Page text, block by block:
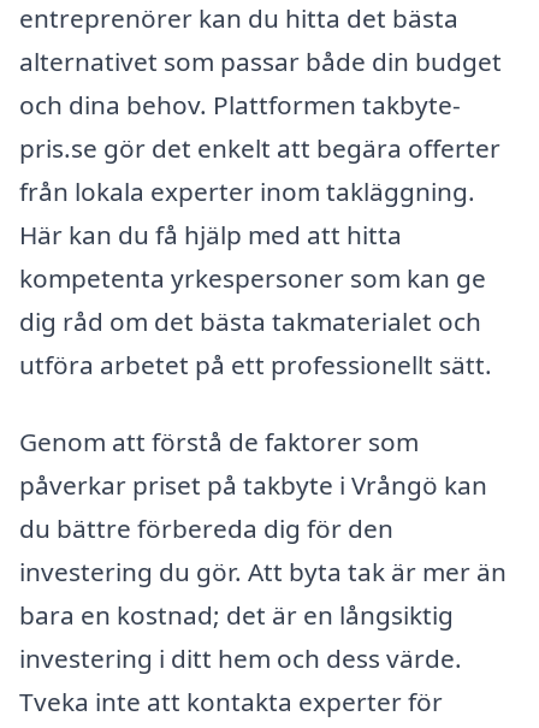
entreprenörer kan du hitta det bästa
alternativet som passar både din budget
och dina behov. Plattformen takbyte-
pris.se gör det enkelt att begära offerter
från lokala experter inom takläggning.
Här kan du få hjälp med att hitta
kompetenta yrkespersoner som kan ge
dig råd om det bästa takmaterialet och
utföra arbetet på ett professionellt sätt.
Genom att förstå de faktorer som
påverkar priset på takbyte i Vrångö kan
du bättre förbereda dig för den
investering du gör. Att byta tak är mer än
bara en kostnad; det är en långsiktig
investering i ditt hem och dess värde.
Tveka inte att kontakta experter för